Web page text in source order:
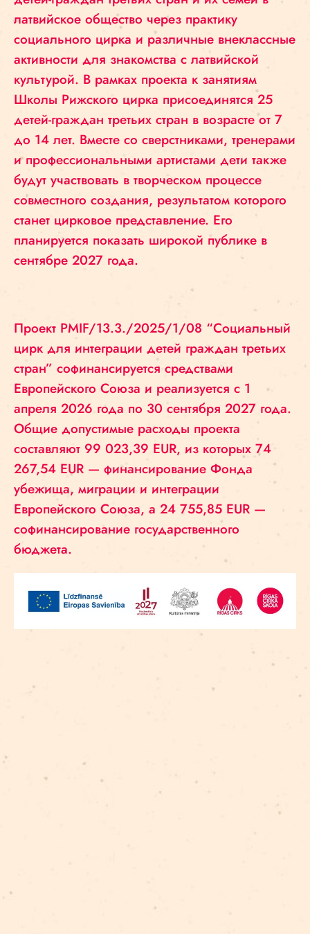
латвийское общество через практику
социального цирка и различные внеклассные
активности для знакомства с латвийской
культурой. В рамках проекта к занятиям
Школы Рижского цирка присоединятся 25
детей-граждан третьих стран в возрасте от 7
до 14 лет. Вместе со сверстниками, тренерами
и профессиональными артистами дети также
будут участвовать в творческом процессе
совместного создания, результатом которого
станет цирковое представление. Его
планируется показать широкой публике в
сентябре 2027 года.
Проект PMIF/13.3./2025/1/08 “Социальный
цирк для интеграции детей граждан третьих
стран” софинансируется средствами
Европейского Союза и реализуется с 1
апреля 2026 года по 30 сентября 2027 года.
Общие допустимые расходы проекта
составляют 99 023,39 EUR, из которых 74
267,54 EUR — финансирование Фонда
убежища, миграции и интеграции
Европейского Союза, а 24 755,85 EUR —
софинансирование государственного
бюджета.